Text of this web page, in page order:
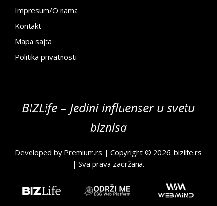
Impresum/O nama
Kontakt
Mapa sajta
Politika privatnosti
BIZLife – Jedini influenser u svetu
biznisa
Developed by Premium.rs | Copyright © 2026.bizlife.rs
| Sva prava zadržana.